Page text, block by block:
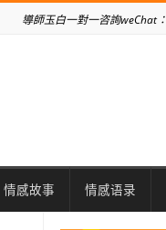
導師玉白一對一咨詢weChat：
情感故事 情感语录